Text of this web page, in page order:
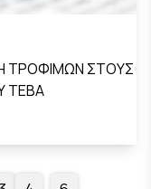
ΤΡΟΦΙΜΩΝ ΣΤΟΥΣ
ΤΕΒΑ